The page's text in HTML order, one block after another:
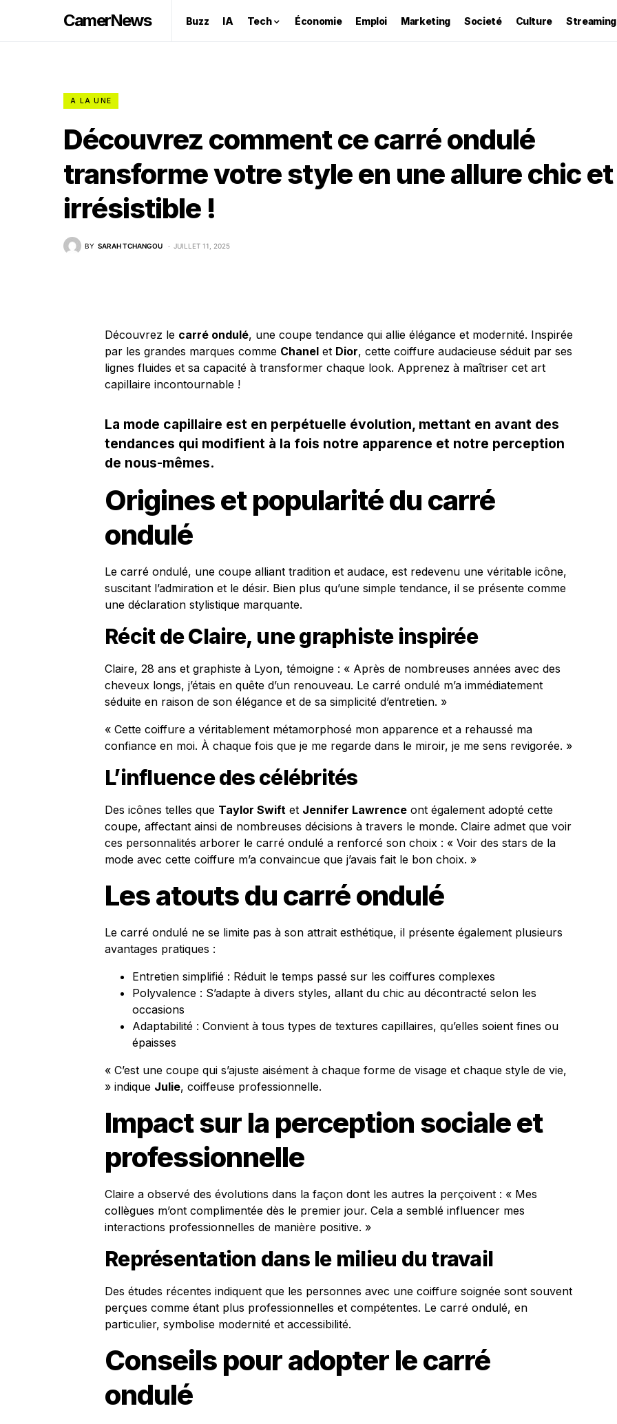
CamerNews Buzz IA Tech Économie Emploi Marketing Societé Culture Streaming
A LA UNE
Découvrez comment ce carré ondulé
transforme votre style en une allure chic et
irrésistible !
BY SARAH TCHANGOU JUILLET 11, 2025
Découvrez le carré ondulé, une coupe tendance qui allie élégance et modernité. Inspirée
par les grandes marques comme Chanel et Dior, cette coiffure audacieuse séduit par ses
lignes fluides et sa capacité à transformer chaque look. Apprenez à maîtriser cet art
capillaire incontournable !
La mode capillaire est en perpétuelle évolution, mettant en avant des
tendances qui modifient à la fois notre apparence et notre perception
de nous-mêmes.
Origines et popularité du carré
ondulé
Le carré ondulé, une coupe alliant tradition et audace, est redevenu une véritable icône,
suscitant l’admiration et le désir. Bien plus qu’une simple tendance, il se présente comme
une déclaration stylistique marquante.
Récit de Claire, une graphiste inspirée
Claire, 28 ans et graphiste à Lyon, témoigne : « Après de nombreuses années avec des
cheveux longs, j’étais en quête d’un renouveau. Le carré ondulé m’a immédiatement
séduite en raison de son élégance et de sa simplicité d’entretien. »
« Cette coiffure a véritablement métamorphosé mon apparence et a rehaussé ma
confiance en moi. À chaque fois que je me regarde dans le miroir, je me sens revigorée. »
L’influence des célébrités
Des icônes telles que Taylor Swift et Jennifer Lawrence ont également adopté cette
coupe, affectant ainsi de nombreuses décisions à travers le monde. Claire admet que voir
ces personnalités arborer le carré ondulé a renforcé son choix : « Voir des stars de la
mode avec cette coiffure m’a convaincue que j’avais fait le bon choix. »
Les atouts du carré ondulé
Le carré ondulé ne se limite pas à son attrait esthétique, il présente également plusieurs
avantages pratiques :
Entretien simplifié : Réduit le temps passé sur les coiffures complexes
Polyvalence : S’adapte à divers styles, allant du chic au décontracté selon les
occasions
Adaptabilité : Convient à tous types de textures capillaires, qu’elles soient fines ou
épaisses
« C’est une coupe qui s’ajuste aisément à chaque forme de visage et chaque style de vie,
» indique Julie, coiffeuse professionnelle.
Impact sur la perception sociale et
professionnelle
Claire a observé des évolutions dans la façon dont les autres la perçoivent : « Mes
collègues m’ont complimentée dès le premier jour. Cela a semblé influencer mes
interactions professionnelles de manière positive. »
Représentation dans le milieu du travail
Des études récentes indiquent que les personnes avec une coiffure soignée sont souvent
perçues comme étant plus professionnelles et compétentes. Le carré ondulé, en
particulier, symbolise modernité et accessibilité.
Conseils pour adopter le carré
ondulé